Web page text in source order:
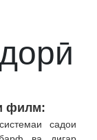
филм:
садои